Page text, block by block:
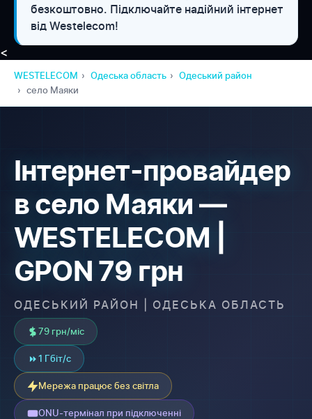
безкоштовно. Підключайте надійний інтернет
від Westelecom!
<
WESTELECOM Одеська область
Одеський район
село Маяки
Інтернет-провайдер
в село Маяки —
WESTELECOM |
GPON 79 грн
ОДЕСЬКИЙ РАЙОН | ОДЕСЬКА ОБЛАСТЬ
79 грн/міс
1 Гбіт/с
Мережа працює без світла
ONU-термінал при підключенні